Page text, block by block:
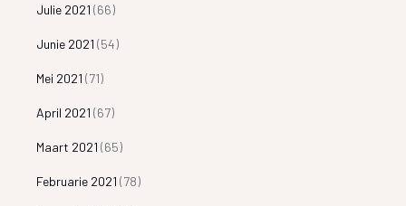
Julie 2021 (66)
Junie 2021 (54)
Mei 2021 (71)
April 2021 (67)
Maart 2021 (65)
Februarie 2021 (78)